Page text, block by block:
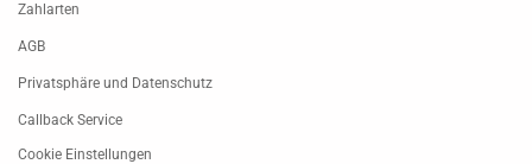
Zahlarten
AGB
Privatsphäre und Datenschutz
Callback Service
Cookie Einstellungen